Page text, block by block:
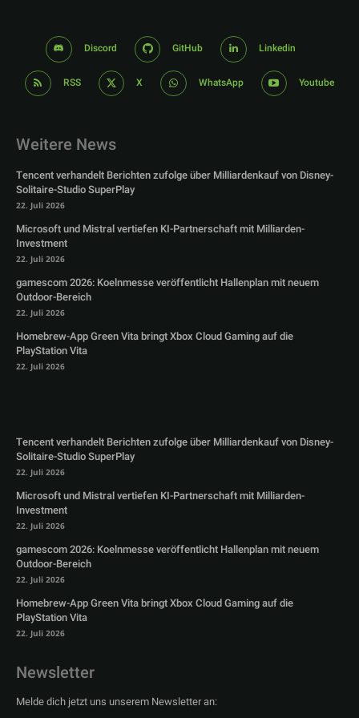
Discord GitHub Linkedin
RSS X WhatsApp Youtube
Weitere News
Tencent verhandelt Berichten zufolge über Milliardenkauf von Disney-
Solitaire-Studio SuperPlay
22. Juli 2026
Microsoft und Mistral vertiefen KI-Partnerschaft mit Milliarden-
Investment
22. Juli 2026
gamescom 2026: Koelnmesse veröffentlicht Hallenplan mit neuem
Outdoor-Bereich
22. Juli 2026
Homebrew-App Green Vita bringt Xbox Cloud Gaming auf die
PlayStation Vita
22. Juli 2026
Tencent verhandelt Berichten zufolge über Milliardenkauf von Disney-
Solitaire-Studio SuperPlay
22. Juli 2026
Microsoft und Mistral vertiefen KI-Partnerschaft mit Milliarden-
Investment
22. Juli 2026
gamescom 2026: Koelnmesse veröffentlicht Hallenplan mit neuem
Outdoor-Bereich
22. Juli 2026
Homebrew-App Green Vita bringt Xbox Cloud Gaming auf die
PlayStation Vita
22. Juli 2026
Newsletter
Melde dich jetzt uns unserem Newsletter an: